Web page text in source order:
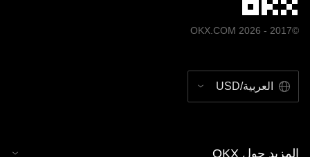
©2017 - 2026 OKX.COM
العربية/USD
المزيد حول OKX